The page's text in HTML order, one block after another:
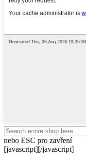
nebo ESC pro zavření
[javascript][/javascript]